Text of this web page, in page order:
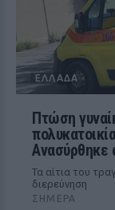
ΕΛΛΆΔΑ
Πτώση
Ανασύρθηκε
Τα αίτια του
διερεύνηση
ΣΉΜΕΡΑ